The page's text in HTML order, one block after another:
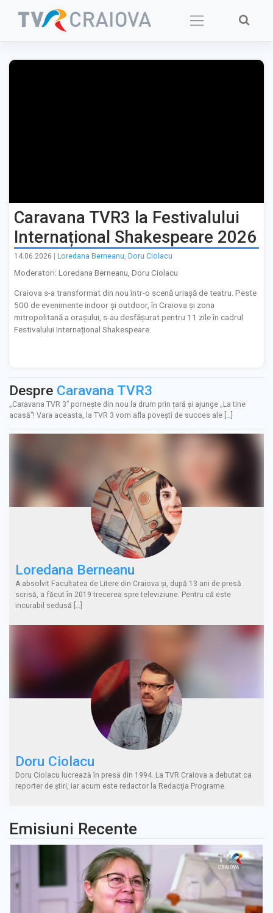
Caravana TVR3 la Festivalului
Internațional Shakespeare 2026
14.06.2026 Loredana Berneanu, Doru Ciolacu
Moderatori: Loredana Berneanu, Doru Ciolacu
Craiova s-a transformat din nou într-o scenă uriașă de teatru. Peste
500 de evenimente indoor și outdoor, în Craiova și zona
mitropolitană a orașului, s-au desfășurat pentru 11 zile în cadrul
Festivalului Internațional Shakespeare.
Despre Caravana TVR3
„Caravana TVR 3” porneşte din nou la drum prin țară și ajunge „La tine
acasă”! Vara aceasta, la TVR 3 vom afla povești de succes ale […]
Loredana Berneanu
A absolvit Facultatea de Litere din Craiova şi, după 13 ani de presă
scrisă, a făcut în 2019 trecerea spre televiziune. Pentru că este
incurabil sedusă […]
Doru Ciolacu
Doru Ciolacu lucrează în presă din 1994. La TVR Craiova a debutat ca
reporter de ştiri, iar acum este redactor la Redacţia Programe.
Emisiuni Recente